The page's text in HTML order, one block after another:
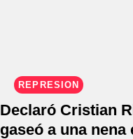
REPRESIÓN
Declaró Cristian
gaseó a una